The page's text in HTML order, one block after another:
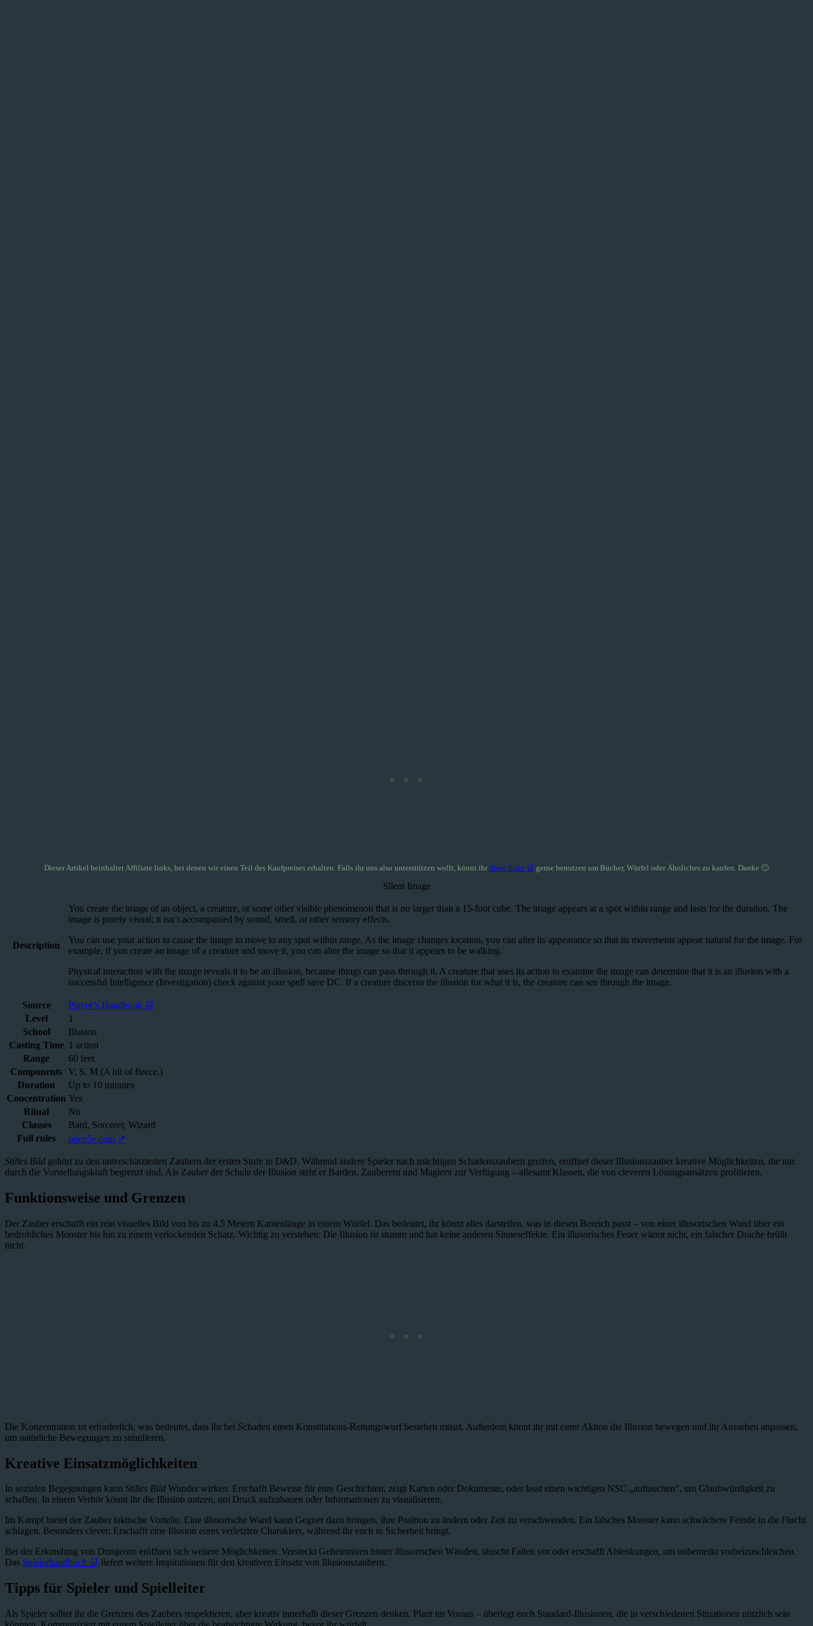
Dieser Artikel beinhaltet Affiliate links, bei denen wir einen Teil des Kaufpreises erhalten. Falls ihr uns also unterstützen wollt, könnt ihrdiese links 🛒 gerne benutzen um Bücher, Würfel oder Ähnliches zu kaufen. Danke 🙂
Silent Image
Description
You create the image of an object, a creature, or some other visible phenomenon that is no larger than a 15-foot cube. The image appears at a spot within range and lasts for the duration. The
image is purely visual; it isn’t accompanied by sound, smell, or other sensory effects.
You can use your action to cause the image to move to any spot within range. As the image changes location, you can alter its appearance so that its movements appear natural for the image. For
example, if you create an image of a creature and move it, you can alter the image so that it appears to be walking.
Physical interaction with the image reveals it to be an illusion, because things can pass through it. A creature that uses its action to examine the image can determine that it is an illusion with a
successful Intelligence (Investigation) check against your spell save DC. If a creature discerns the illusion for what it is, the creature can see through the image.
Source
Player’s Handbook 🛒
Level
1
School
Illusion
Casting Time 1 action
Range
60 feet
Components V, S, M (A bit of fleece.)
Duration
Up to 10 minutes
Concentration Yes
Ritual
No
Classes
Bard, Sorcerer, Wizard
Full rules
open5e.com ↗
Stilles Bild gehört zu den unterschätztesten Zaubern der ersten Stufe in D&D. Während andere Spieler nach mächtigen Schadenszaubern greifen, eröffnet dieser Illusionszauber kreative Möglichkeiten, die nur
durch die Vorstellungskraft begrenzt sind. Als Zauber der Schule der Illusion steht er Barden, Zauberern und Magiern zur Verfügung – allesamt Klassen, die von cleveren Lösungsansätzen profitieren.
Funktionsweise und Grenzen
Der Zauber erschafft ein rein visuelles Bild von bis zu 4,5 Metern Kantenlänge in einem Würfel. Das bedeutet, ihr könnt alles darstellen, was in diesen Bereich passt – von einer illusorischen Wand über ein
bedrohliches Monster bis hin zu einem verlockenden Schatz. Wichtig zu verstehen: Die Illusion ist stumm und hat keine anderen Sinneseffekte. Ein illusorisches Feuer wärmt nicht, ein falscher Drache brüllt
nicht.
Die Konzentration ist erforderlich, was bedeutet, dass ihr bei Schaden einen Konstitutions-Rettungswurf bestehen müsst. Außerdem könnt ihr mit eurer Aktion die Illusion bewegen und ihr Aussehen anpassen,
um natürliche Bewegungen zu simulieren.
Kreative Einsatzmöglichkeiten
In sozialen Begegnungen kann Stilles Bild Wunder wirken. Erschafft Beweise für eure Geschichten, zeigt Karten oder Dokumente, oder lasst einen wichtigen NSC „auftauchen“, um Glaubwürdigkeit zu
schaffen. In einem Verhör könnt ihr die Illusion nutzen, um Druck aufzubauen oder Informationen zu visualisieren.
Im Kampf bietet der Zauber taktische Vorteile. Eine illusorische Wand kann Gegner dazu bringen, ihre Position zu ändern oder Zeit zu verschwenden. Ein falsches Monster kann schwächere Feinde in die Flucht
schlagen. Besonders clever: Erschafft eine Illusion eures verletzten Charakters, während ihr euch in Sicherheit bringt.
Bei der Erkundung von Dungeons eröffnen sich weitere Möglichkeiten. Versteckt Geheimtüren hinter illusorischen Wänden, täuscht Fallen vor oder erschafft Ablenkungen, um unbemerkt vorbeizuschleichen.
Das Spielerhandbuch 🛒 liefert weitere Inspirationen für den kreativen Einsatz von Illusionszaubern.
Tipps für Spieler und Spielleiter
Als Spieler solltet ihr die Grenzen des Zaubers respektieren, aber kreativ innerhalb dieser Grenzen denken. Plant im Voraus – überlegt euch Standard-Illusionen, die in verschiedenen Situationen nützlich sein